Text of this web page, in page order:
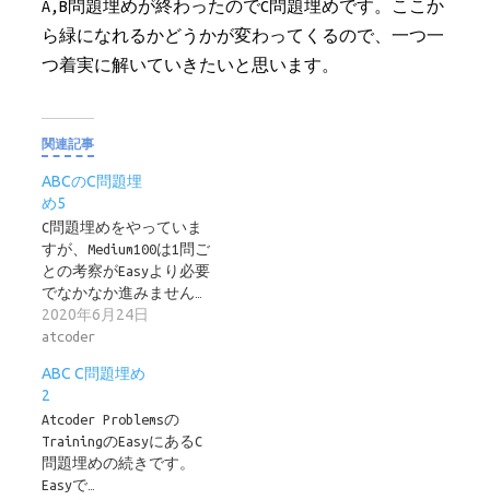
A,B問題埋めが終わったのでC問題埋めです。ここか
ら緑になれるかどうかが変わってくるので、一つ一
つ着実に解いていきたいと思います。
関連記事
ABCのC問題埋
め5
C問題埋めをやっていま
すが、Medium100は1問ご
との考察がEasyより必要
でなかなか進みません…
2020年6月24日
atcoder
ABC C問題埋め
2
Atcoder Problemsの
TrainingのEasyにあるC
問題埋めの続きです。
Easyで…